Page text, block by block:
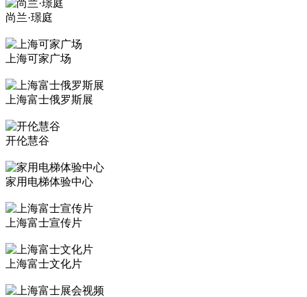
尚兰·璟庭
上海可家广场
上海富士俄罗斯展
开伦慧谷
家用电梯体验中心
上海富士宣传片
上海富士文化片